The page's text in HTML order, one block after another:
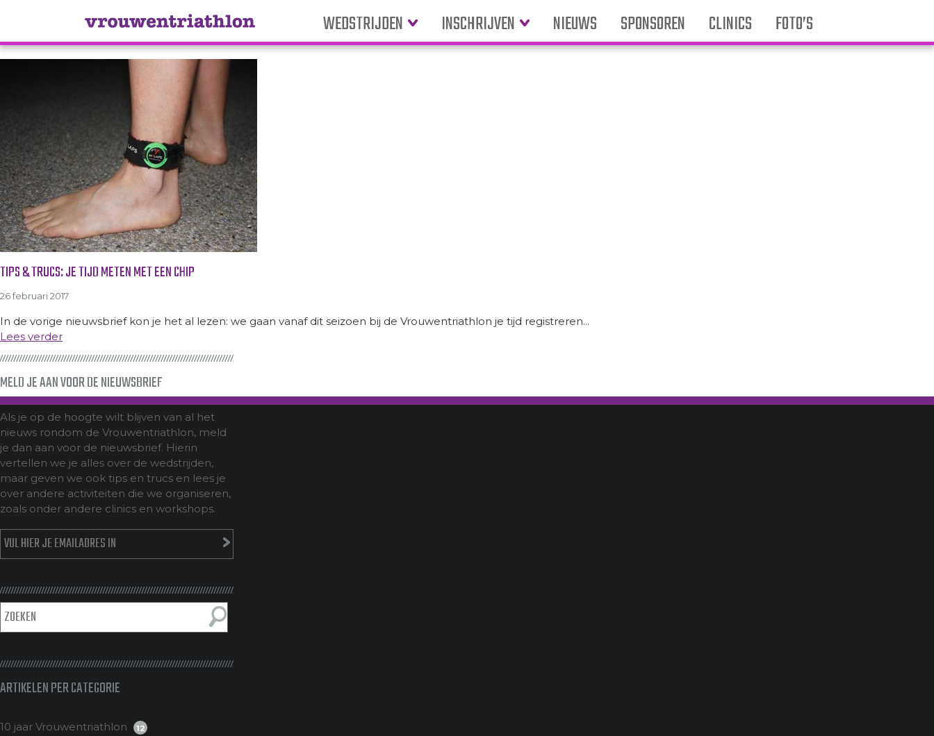
WEDSTRIJDEN INSCHRIJVEN NIEUWS SPONSOREN CLINICS FOTO’S
Tag Archive: registratie
TIPS & TRUCS: JE TIJD METEN MET EEN CHIP
26 februari 2017
In de vorige nieuwsbrief kon je het al lezen: we gaan vanaf dit seizoen bij de Vrouwentriathlon je tijd registreren...
Lees verder
MELD JE AAN VOOR DE NIEUWSBRIEF
Als je op de hoogte wilt blijven van al het
nieuws rondom de Vrouwentriathlon, meld
je dan aan voor de nieuwsbrief. Hierin
vertellen we je alles over de wedstrijden,
maar geven we ook tips en trucs en lees je
over andere activiteiten die we organiseren,
zoals onder andere clinics en workshops.
ARTIKELEN PER CATEGORIE
10 jaar Vrouwentriathlon 12